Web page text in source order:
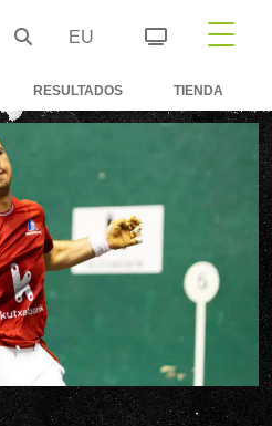
EU
RESULTADOS TIENDA